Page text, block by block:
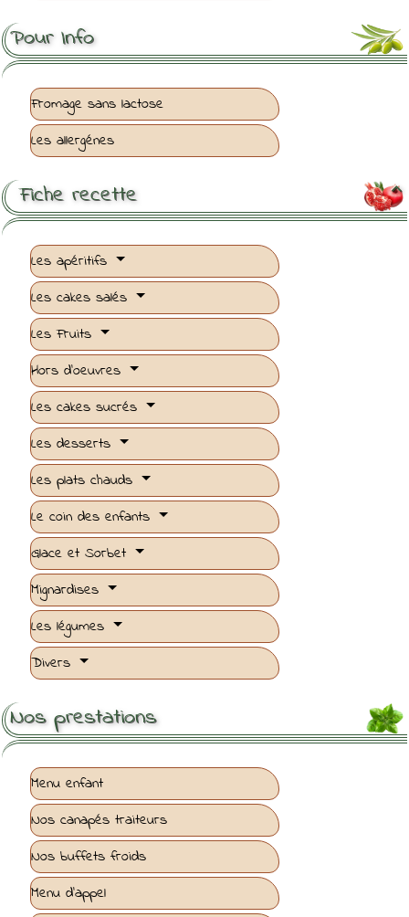
Pour Info
Fromage sans lactose
Les allergénes

Fiche recette
Les apéritifs
Les cakes salés
Les Fruits
Hors d'oeuvres
Les cakes sucrés
Les desserts
Les plats chauds
Le coin des enfants
Glace et Sorbet
Mignardises
Les légumes
Divers
Nos prestations
Menu enfant
Nos canapés traiteurs
Nos buffets froids
Menu d'appel